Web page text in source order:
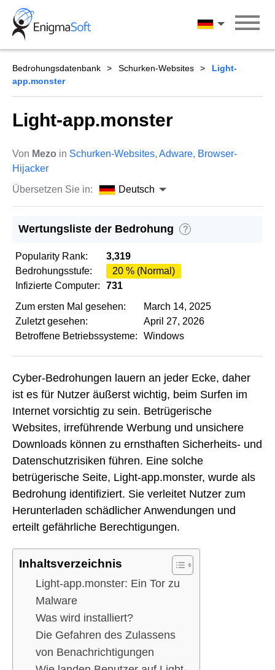
Skip
content
Deutsch
Bedrohungsdatenbank Schurken-Websites
Light-
app.monster
Light-app.monster
Von Mezo in Schurken-Websites, Adware, Browser-
Hijacker
Übersetzen Sie in:
Deutsch
Wertungsliste der Bedrohung ?
Popularity Rank:
3,319
Bedrohungsstufe:
20 % (Normal)
Infizierte Computer:
731
Zum ersten Mal gesehen:
March 14, 2025
Zuletzt gesehen:
April 27, 2026
Betroffene Betriebssysteme:
Windows
Cyber-Bedrohungen lauern an jeder Ecke, daher
ist es für Nutzer äußerst wichtig, beim Surfen im
Internet vorsichtig zu sein. Betrügerische
Websites, irreführende Werbung und unsichere
Downloads können zu ernsthaften Sicherheits- und
Datenschutzrisiken führen. Eine solche
betrügerische Seite, Light-app.monster, wurde als
Bedrohung identifiziert. Sie verleitet Nutzer zum
Herunterladen schädlicher Anwendungen und
erteilt gefährliche Berechtigungen.
Inhaltsverzeichnis
Light-app.monster: Ein Tor zu
Malware
Was wird installiert?
Die Gefahren des Zulassens
von Benachrichtigungen